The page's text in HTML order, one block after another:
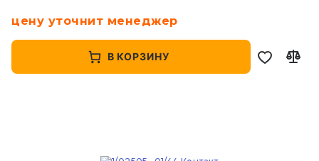
цену уточнит менеджер
В КОРЗИНУ